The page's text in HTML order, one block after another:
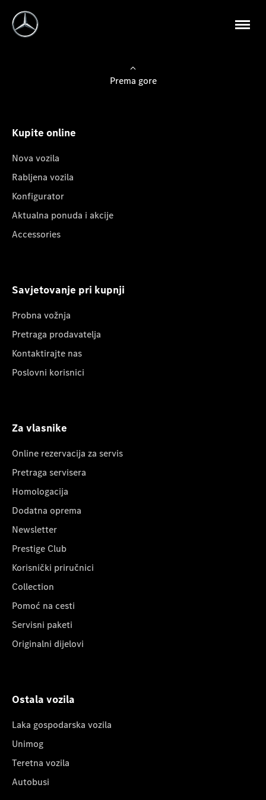
Prema gore
Kupite online
Nova vozila
Rabljena vozila
Konfigurator
Aktualna ponuda i akcije
Accessories
Savjetovanje pri kupnji
Probna vožnja
Pretraga prodavatelja
Kontaktirajte nas
Poslovni korisnici
Za vlasnike
Online rezervacija za servis
Pretraga servisera
Homologacija
Dodatna oprema
Newsletter
Prestige Club
Korisnički priručnici
Collection
Pomoć na cesti
Servisni paketi
Originalni dijelovi
Ostala vozila
Laka gospodarska vozila
Unimog
Teretna vozila
Autobusi